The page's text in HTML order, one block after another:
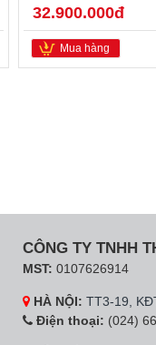
32.900.000đ
Mua hàng
CÔNG TY TNHH
MST: 0107626914
HÀ NỘI: TT3-19,
Điện thoại: (024)